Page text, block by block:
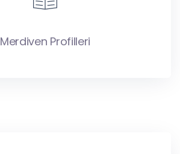
Merdiven Profilleri